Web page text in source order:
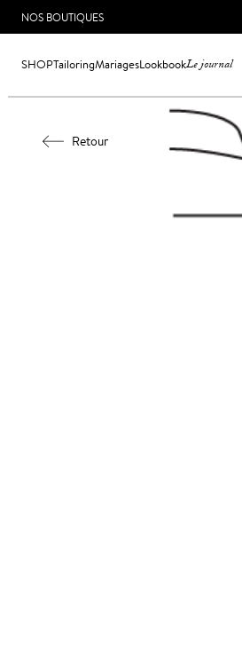
NOS BOUTIQUES
SHOPTailoringMariagesLookbookLe journal
Retour